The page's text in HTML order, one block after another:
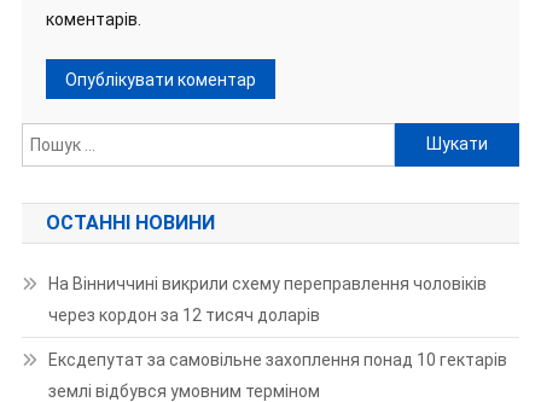
коментарів.
Пошук:
ОСТАННІ НОВИНИ
На Вінниччині викрили схему переправлення чоловіків
через кордон за 12 тисяч доларів
Ексдепутат за самовільне захоплення понад 10 гектарів
землі відбувся умовним терміном